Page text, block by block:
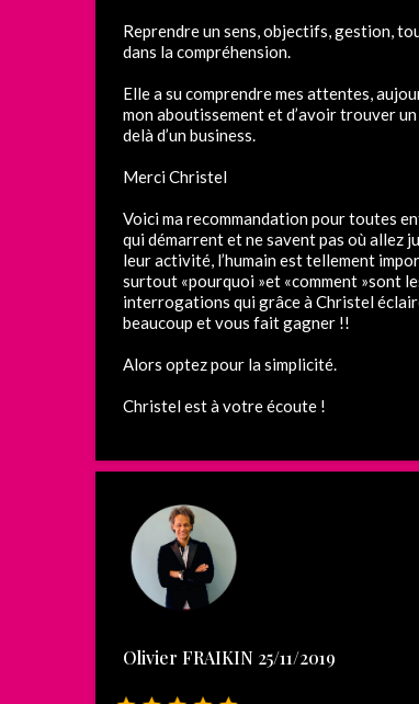
Reprendre un sens, objectifs, gestion,
dans la compréhension.
Elle a su comprendre mes attentes,
mon aboutissement et d’avoir trouver un
delà d’un business.
Merci Christel
Voici ma recommandation pour toutes
qui démarrent et ne savent pas où allez
leur activité, l’humain est tellement
surtout «pourquoi »et «comment »sont
interrogations qui grâce à Christel
beaucoup et vous fait gagner !!
Alors optez pour la simplicité.
Christel est à votre écoute !
Olivier FRAIKIN 25/11/2019